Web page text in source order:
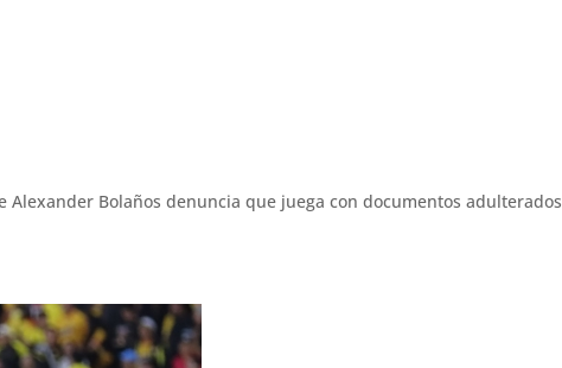
Alexander Bolaños denuncia que juega con documentos adulterados